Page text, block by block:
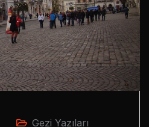
Gezi Yazıları